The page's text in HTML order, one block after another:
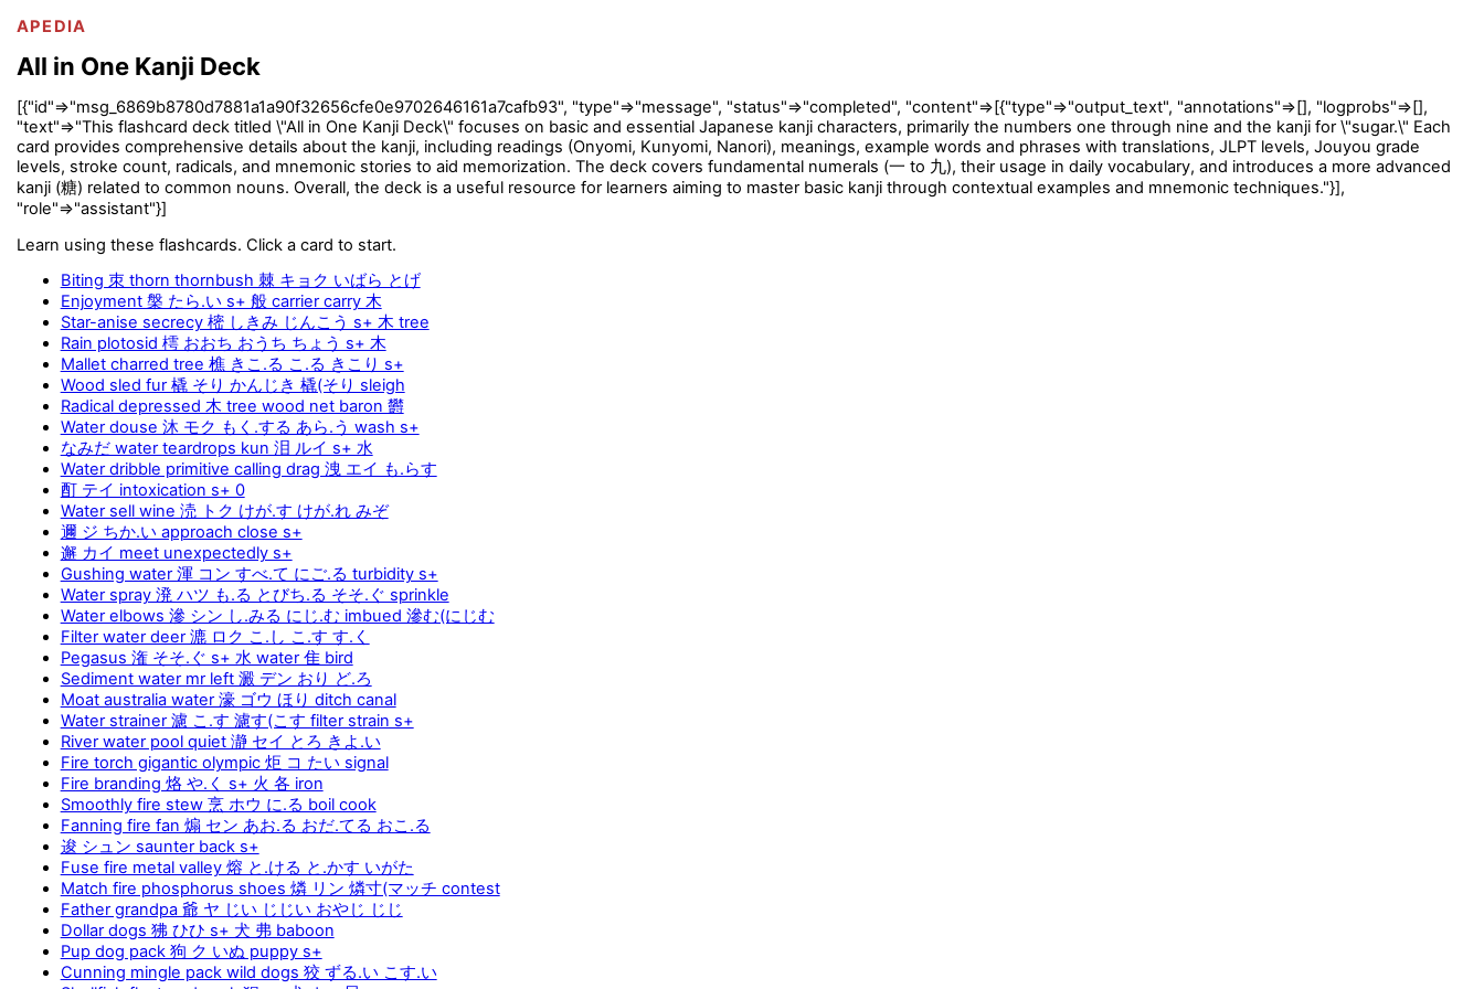
APEDIA
All in One Kanji Deck
[{"id"=>"msg_6869b8780d7881a1a90f32656cfe0e9702646161a7cafb93", "type"=>"message", "status"=>"completed", "content"=>[{"type"=>"output_text", "annotations"=>[], "logprobs"=>[],
"text"=>"This flashcard deck titled \"All in One Kanji Deck\" focuses on basic and essential Japanese kanji characters, primarily the numbers one through nine and the kanji for \"sugar.\" Each
card provides comprehensive details about the kanji, including readings (Onyomi, Kunyomi, Nanori), meanings, example words and phrases with translations, JLPT levels, Jouyou grade
levels, stroke count, radicals, and mnemonic stories to aid memorization. The deck covers fundamental numerals (一 to 九), their usage in daily vocabulary, and introduces a more advanced
kanji (糖) related to common nouns. Overall, the deck is a useful resource for learners aiming to master basic kanji through contextual examples and mnemonic techniques."}],
"role"=>"assistant"}]
Learn using these flashcards. Click a card to start.
Biting 朿 thorn thornbush 棘 キョク いばら とげ
Enjoyment 槃 たら.い s+ 般 carrier carry 木
Star-anise secrecy 樒 しきみ じんこう s+ 木 tree
Rain plotosid 樗 おおち おうち ちょう s+ 木
Mallet charred tree 樵 きこ.る こ.る きこり s+
Wood sled fur 橇 そり かんじき 橇(そり sleigh
Radical depressed 木 tree wood net baron 欝
Water douse 沐 モク もく.する あら.う wash s+
なみだ water teardrops kun 泪 ルイ s+ 水
Water dribble primitive calling drag 洩 エイ も.らす
酊 テイ intoxication s+ 0
Water sell wine 涜 トク けが.す けが.れ みぞ
邇 ジ ちか.い approach close s+
邂 カイ meet unexpectedly s+
Gushing water 渾 コン すべ.て にご.る turbidity s+
Water spray 溌 ハツ も.る とびち.る そそ.ぐ sprinkle
Water elbows 滲 シン し.みる にじ.む imbued 滲む(にじむ
Filter water deer 漉 ロク こ.し こ.す す.く
Pegasus 潅 そそ.ぐ s+ 水 water 隹 bird
Sediment water mr left 澱 デン おり ど.ろ
Moat australia water 濠 ゴウ ほり ditch canal
Water strainer 濾 こ.す 濾す(こす filter strain s+
River water pool quiet 瀞 セイ とろ きよ.い
Fire torch gigantic olympic 炬 コ たい signal
Fire branding 烙 や.く s+ 火 各 iron
Smoothly fire stew 烹 ホウ に.る boil cook
Fanning fire fan 煽 セン あお.る おだ.てる おこ.る
逡 シュン saunter back s+
Fuse fire metal valley 熔 と.ける と.かす いがた
Match fire phosphorus shoes 燐 リン 燐寸(マッチ contest
Father grandpa 爺 ヤ じい じじい おやじ じじ
Dollar dogs 狒 ひひ s+ 犬 弗 baboon
Pup dog pack 狗 ク いぬ puppy s+
Cunning mingle pack wild dogs 狡 ずる.い こす.い